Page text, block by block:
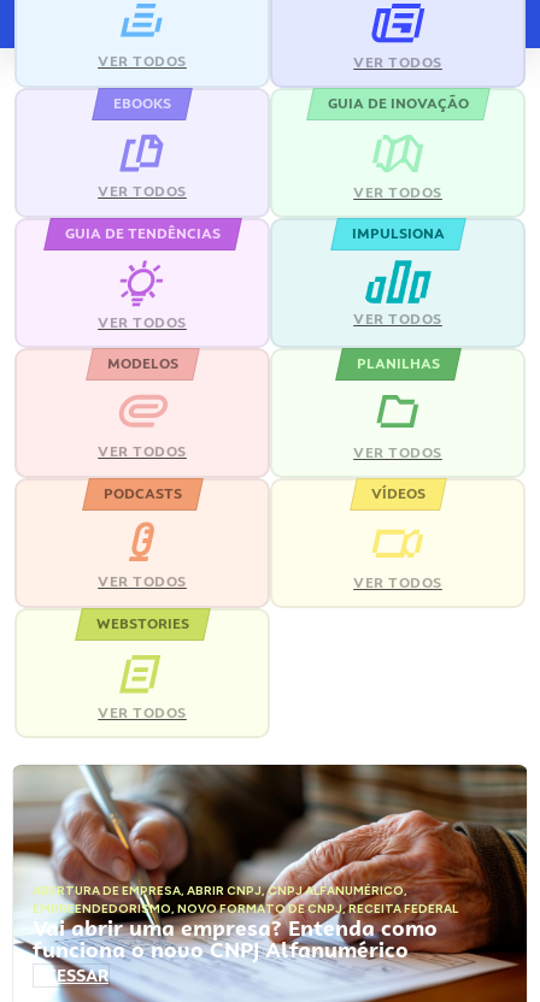
VER TODOS VER TODOS
EBOOKS
VER TODOS
GUIA DE INOVAÇÃO
VER TODOS
GUIA DE TENDÊNCIAS
VER TODOS
IMPULSIONA
VER TODOS
MODELOS
VER TODOS
PLANILHAS
VER TODOS
PODCASTS
VER TODOS
VÍDEOS
VER TODOS
WEBSTORIES
VER TODOS
ABERTURA DE EMPRESA, ABRIR CNPJ,CNPJ ALFANUMÉRICO,
EMPREENDEDORISMO, NOVO FORMATO DE CNPJ,RECEITA FEDERAL
Vai abrir uma empresa? Entenda como
funciona o novo CNPJ Alfanumérico
ACESSAR